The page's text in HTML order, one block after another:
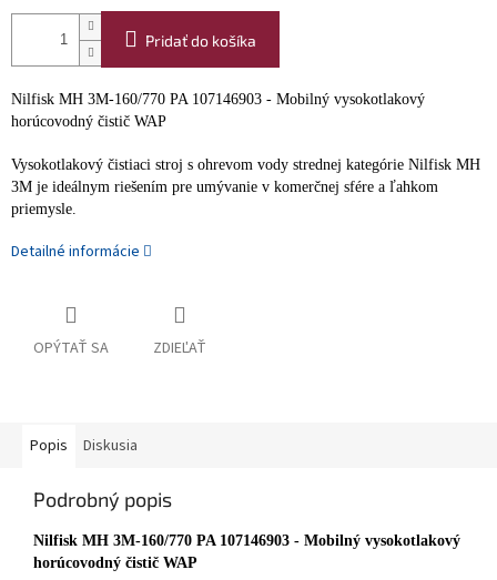
Pridať do košíka
Nilfisk MH 3M-160/770 PA 107146903 - Mobilný vysokotlakový
horúcovodný čistič WAP
Vysokotlakový čistiaci stroj s ohrevom vody strednej kategórie Nilfisk MH
3M je ideálnym riešením pre umývanie v komerčnej sfére a ľahkom
priemysle.
Detailné informácie
OPÝTAŤ SA ZDIEĽAŤ
Popis Diskusia
Podrobný popis
Nilfisk MH 3M-160/770 PA 107146903 - Mobilný vysokotlakový
horúcovodný čistič WAP